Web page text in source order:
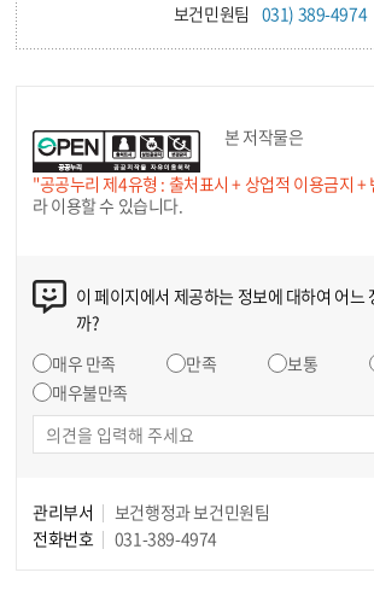
보건민원팀 031) 389-4974
본 저작물은
"공공누리 제4유형 : 출처표시 + 상업적 이용금지 +
라 이용할 수 있습니다.
이 페이지에서 제공하는 정보에 대하여 어느
까?
매우 만족
만족 보통
매우불만족
관리부서
보건행정과 보건민원팀
전화번호
031-389-4974